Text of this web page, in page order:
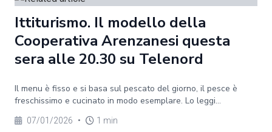
Ittiturismo. Il modello della
Cooperativa Arenzanesi questa
sera alle 20.30 su Telenord
Il menu è fisso e si basa sul pescato del giorno, il pesce è
freschissimo e cucinato in modo esemplare. Lo leggi...
07/01/2026 • 1 min